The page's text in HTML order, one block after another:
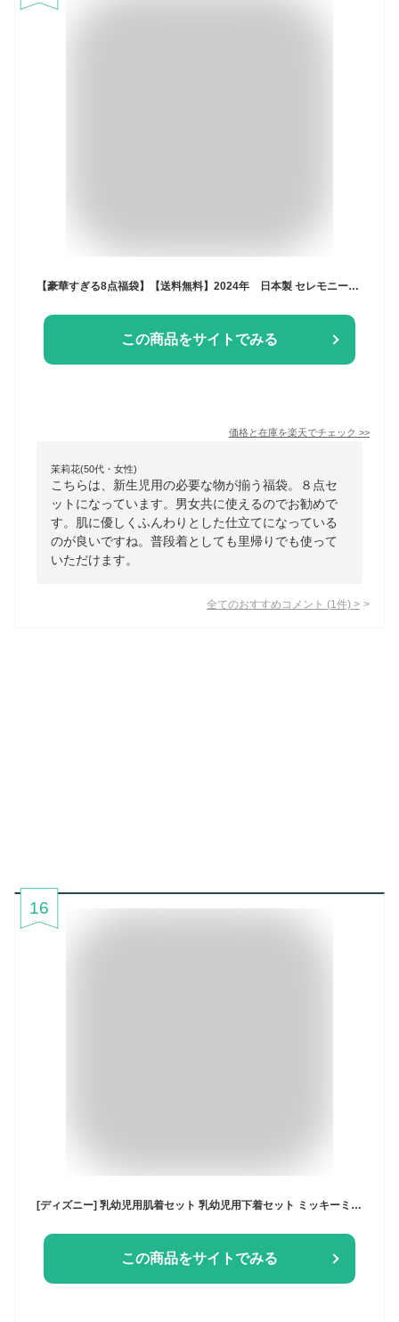
【豪華すぎる8点福袋】【送料無料】2024年 日本製 セレモニードレス 新生児 お宮参り ベビー 出産祝い 肌着 スタイ 白 ピンク 長肌着 短肌着 sweetgirl スイートガール 帽子 ギフト 福袋 女の子 男の子 プレゼント P5326 P5324 P6037 ツーウェイオール
この商品をサイトでみる
価格と在庫を楽天でチェック >>
茉莉花(50代・女性)
こちらは、新生児用の必要な物が揃う福袋。８点セ
ットになっています。男女共に使えるのでお勧めで
す。肌に優しくふんわりとした仕立てになっている
のが良いですね。普段着としても里帰りでも使って
いただけます。
全てのおすすめコメント (1 件) >
16
[ディズニー] 乳幼児用肌着セット 乳幼児用下着セット ミッキーミニー プー 新生児肌着 4枚組 コンビ肌着 短肌着 ベビー服 プー'23 50-60
この商品をサイトでみる